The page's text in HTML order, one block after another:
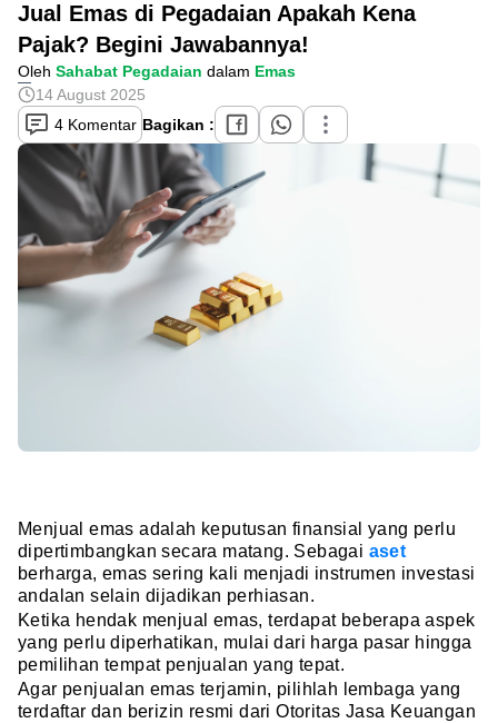
Jual Emas di Pegadaian Apakah Kena
Pajak? Begini Jawabannya!
Oleh Sahabat Pegadaian dalam Emas
14 August 2025
4 Komentar Bagikan :
Menjual emas adalah keputusan finansial yang perlu
dipertimbangkan secara matang. Sebagai aset
berharga, emas sering kali menjadi instrumen investasi
andalan selain dijadikan perhiasan.
Ketika hendak menjual emas, terdapat beberapa aspek
yang perlu diperhatikan, mulai dari harga pasar hingga
pemilihan tempat penjualan yang tepat.
Agar penjualan emas terjamin, pilihlah lembaga yang
terdaftar dan berizin resmi dari Otoritas Jasa Keuangan